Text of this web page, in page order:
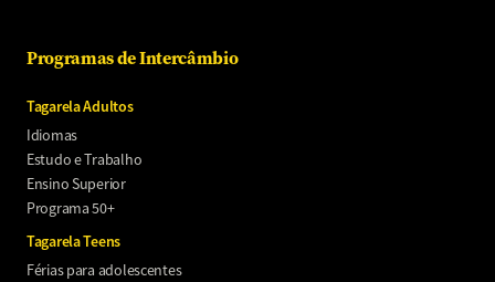
Programas de Intercâmbio
Tagarela Adultos
Idiomas
Estudo e Trabalho
Ensino Superior
Programa 50+
Tagarela Teens
Férias para adolescentes